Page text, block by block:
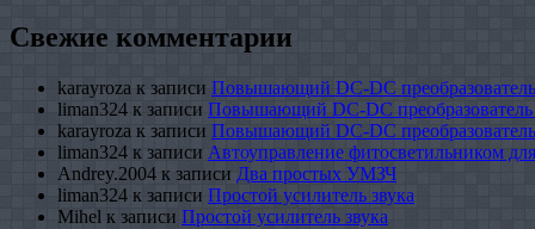
Свежие комментарии
karayroza к записи Повышающий DC-DC
liman324 к записи Повышающий DC-DC
karayroza к записи Повышающий DC-DC
liman324 к записи Автоуправление фитосветильником
Andrey.2004 к записи Два простых УМЗЧ
liman324 к записи Простой усилитель звука
Mihel к записи Простой усилитель звука